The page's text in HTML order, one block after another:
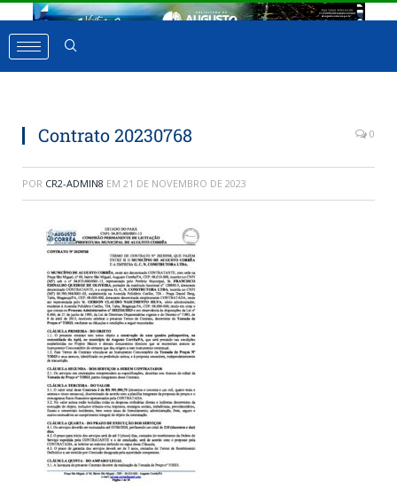
Contrato 20230768 0
POR CR2-ADMIN8 EM 21 DE NOVEMBRO DE 2023